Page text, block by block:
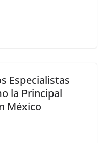
Especialistas
la Principal
México